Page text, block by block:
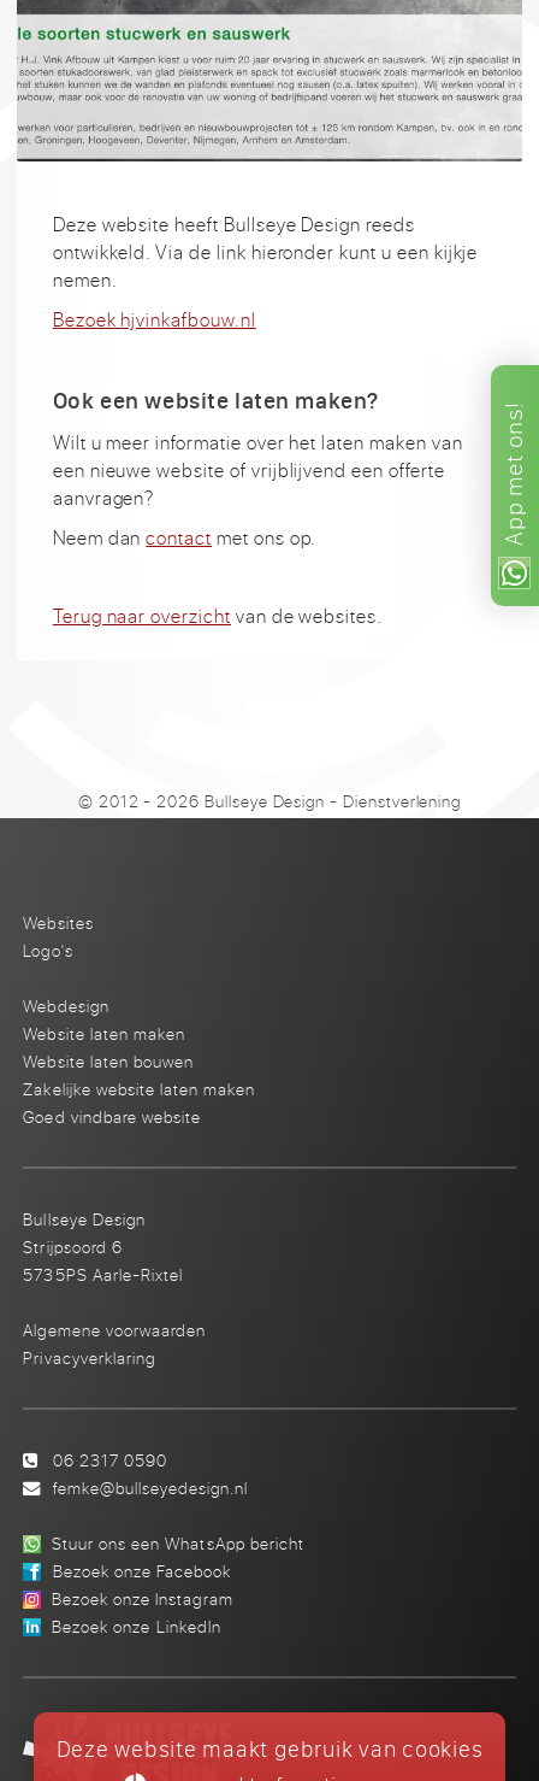
Deze website maakt gebruik van cookies
App
met
ons!
Deze website heeft Bullseye Design reeds
ontwikkeld. Via de link hieronder kunt u een kijkje
nemen.
Bezoek hjvinkafbouw.nl
Ook een website laten maken?
Wilt u meer informatie over het laten maken van
een nieuwe website of vrijblijvend een offerte
aanvragen?
Neem dancontact met ons op.
Terug naar overzicht van de websites.
© 2012 - 2026 Bullseye Design-Dienstverlening
Websites
Logo's
Webdesign
Website laten maken
Website laten bouwen
Zakelijke website laten maken
Goed vindbare website
Bullseye Design
Strijpsoord 6
5735PS Aarle-Rixtel
Algemene voorwaarden
Privacyverklaring
06 2317 0590
femke@bullseyedesign.nl
Stuur ons een WhatsApp bericht
Bezoek onze Facebook
Bezoek onze Instagram
Bezoek onze LinkedIn